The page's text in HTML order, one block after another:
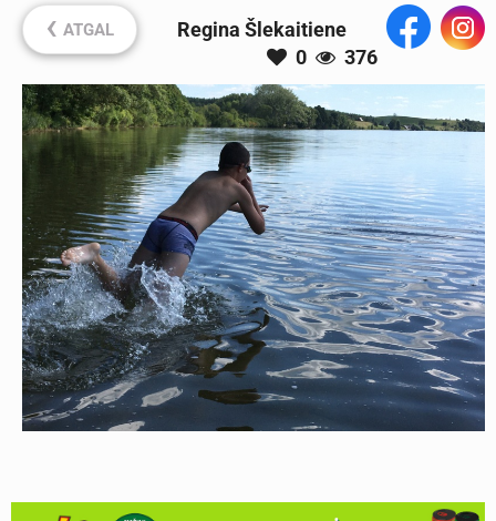
‹ ATGAL
Regina Šlekaitiene
0
376